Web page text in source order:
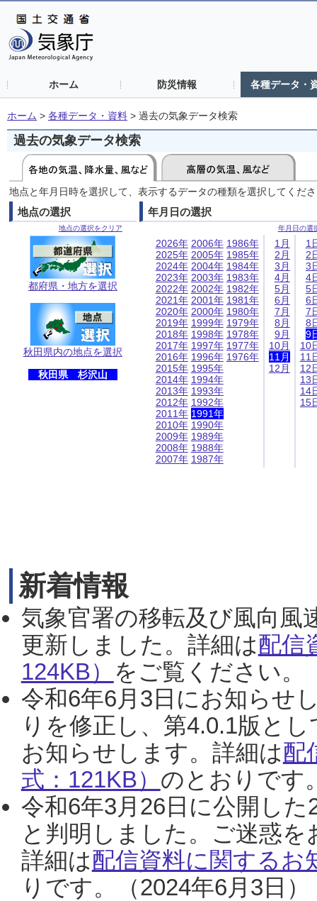
ホーム 防災情報 各種データ・
ホーム > 各種データ・資料 > 過去の気象データ検索
過去の気象データ検索
地点と年月日時を選択して、表示するデータの種類を選択してくだ
地点の選択
地点の選択をクリア
都府県・地方を選択
秋田県内の地点を選択
秋田県 杉沢山
年月日の選択
年月日の選
2026年
2025年
2024年
2023年
2022年
2021年
2020年
2019年
2018年
2017年
2016年
2015年
2014年
2013年
2012年
2011年
2010年
2009年
2008年
2007年
2006年
2005年
2004年
2003年
2002年
2001年
2000年
1999年
1998年
1997年
1996年
1995年
1994年
1993年
1992年
1991年
1990年
1989年
1988年
1987年
1986年
1985年
1984年
1983年
1982年
1981年
1980年
1979年
1978年
1977年
1976年
1月
2月
3月
4月
5月
6月
7月
8月
9月
10月
11月
12月
1
2
3
4
5
6
7
8
9
10
11
12
13
14
15
新着情報
気象官署の移転及び風向風
更新しました。詳細は配信
124KB） をご覧ください。
令和6年6月3日にお知らせ
りを修正し、第4.0.1版と
お知らせします。詳細は配
式：121KB） のとおりです
令和6年3月26日に公開し
と判明しました。ご迷惑
詳細は配信資料に関するお
りです。（2024年6月3日）